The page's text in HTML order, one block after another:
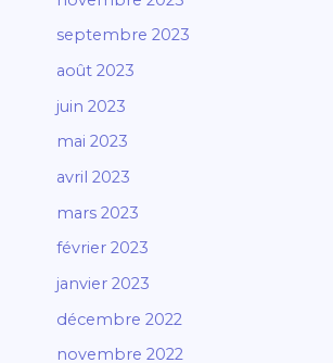
septembre 2023
août 2023
juin 2023
mai 2023
avril 2023
mars 2023
février 2023
janvier 2023
décembre 2022
novembre 2022